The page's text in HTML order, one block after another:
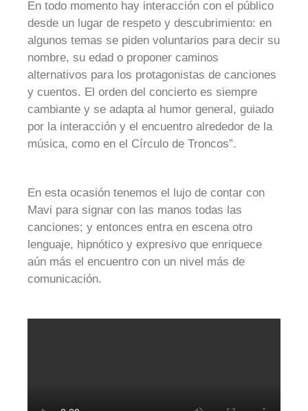
En todo momento hay interacción con el público
desde un lugar de respeto y descubrimiento: en
algunos temas se piden voluntarios para decir su
nombre, su edad o proponer caminos
alternativos para los protagonistas de canciones
y cuentos. El orden del concierto es siempre
cambiante y se adapta al humor general, guiado
por la interacción y el encuentro alrededor de la
música, como en el Círculo de Troncos”.
En esta ocasión tenemos el lujo de contar con
Mavi para signar con las manos todas las
canciones; y entonces entra en escena otro
lenguaje, hipnótico y expresivo que enriquece
aún más el encuentro con un nivel más de
comunicación.